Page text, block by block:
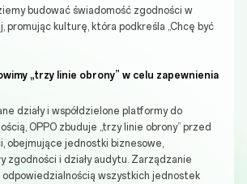
budować świadomość zgodności w
promując kulturę, która podkreśla „Chcę być
„trzy linie obrony” w celu zapewnienia
działy i współdzielone platformy do
OPPO zbuduje „trzy linie obrony” przed
obejmujące jednostki biznesowe,
zgodności i działy audytu. Zarządzanie
wszystkich jednostek